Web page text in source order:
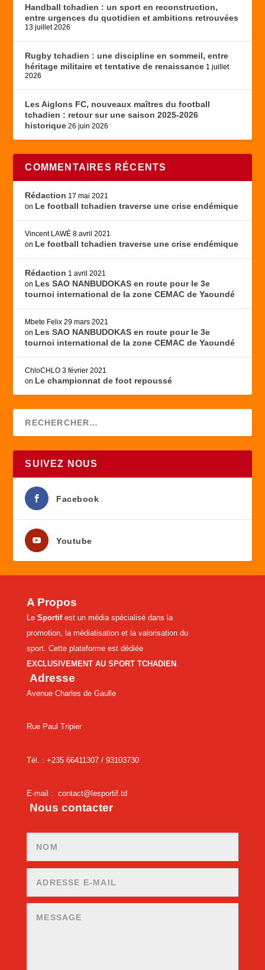
Handball tchadien : un sport en reconstruction,
entre urgences du quotidien et ambitions retrouvées
13 juillet 2026
Rugby tchadien : une discipline en sommeil, entre
héritage militaire et tentative de renaissance 1 juillet
2026
Les Aiglons FC, nouveaux maîtres du football
tchadien : retour sur une saison 2025-2026
historique 26 juin 2026
COMMENTAIRES RÉCENTS
Rédaction 17 mai 2021
on Le football tchadien traverse une crise endémique
Vincent LAWÉ 8 avril 2021
on Le football tchadien traverse une crise endémique
Rédaction 1 avril 2021
on Les SAO NANBUDOKAS en route pour le 3e
tournoi international de la zone CEMAC de Yaoundé
Mbete Felix 29 mars 2021
on Les SAO NANBUDOKAS en route pour le 3e
tournoi international de la zone CEMAC de Yaoundé
ChloCHLO 3 février 2021
on Le championnat de foot repoussé
SUIVEZ NOUS
Facebook
Youtube
A Propos
Le Sportifest un média spécialisé dans la
promotion, la médiatisation et la valorisation du
sport. Cette plateforme est dédiée
EXCLUSIVEMENT AU SPORT TCHADIEN
Adresse
Avenue Charles de Gaulle
Rue Paul Tripier
Tél. : +235 66411307 / 93103730
E-mail : contact@lesportif.td
Nous contacter